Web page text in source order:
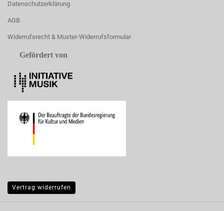
Datenschutzerklärung
AGB
Widerrufsrecht & Muster-Widerrufsformular
Gefördert von
Vertrag widerrufen